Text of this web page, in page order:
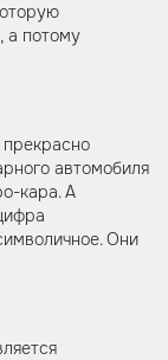
а потому
автомобиля
кара. А
Они